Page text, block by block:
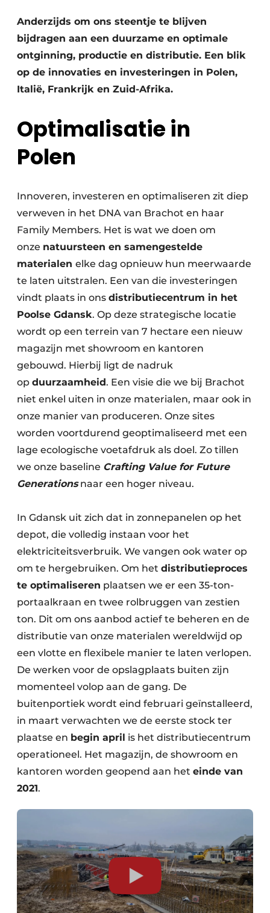
Video’s
Anderzijds om ons steentje te blijven
bijdragen aan een duurzame en optimale
ontginning, productie en distributie. Een blik
op de innovaties en investeringen in Polen,
Italië, Frankrijk en Zuid-Afrika.
Optimalisatie in
Polen
Innoveren, investeren en optimaliseren zit diep
verweven in het DNA van Brachot en haar
Family Members. Het is wat we doen om
onze natuursteen en samengestelde
materialen elke dag opnieuw hun meerwaarde
te laten uitstralen. Een van die investeringen
vindt plaats in ons distributiecentrum in het
Poolse Gdansk. Op deze strategische locatie
wordt op een terrein van 7 hectare een nieuw
magazijn met showroom en kantoren
gebouwd. Hierbij ligt de nadruk
op duurzaamheid. Een visie die we bij Brachot
niet enkel uiten in onze materialen, maar ook in
onze manier van produceren. Onze sites
worden voortdurend geoptimaliseerd met een
lage ecologische voetafdruk als doel. Zo tillen
we onze baseline Crafting Value for Future
Generationsnaar een hoger niveau.
In Gdansk uit zich dat in zonnepanelen op het
depot, die volledig instaan voor het
elektriciteitsverbruik. We vangen ook water op
om te hergebruiken. Om het distributieproces
te optimaliseren plaatsen we er een 35-ton-
portaalkraan en twee rolbruggen van zestien
ton. Dit om ons aanbod actief te beheren en de
distributie van onze materialen wereldwijd op
een vlotte en flexibele manier te laten verlopen.
De werken voor de opslagplaats buiten zijn
momenteel volop aan de gang. De
buitenportiek wordt eind februari geïnstalleerd,
in maart verwachten we de eerste stock ter
plaatse en begin april is het distributiecentrum
operationeel. Het magazijn, de showroom en
kantoren worden geopend aan het einde van
2021.